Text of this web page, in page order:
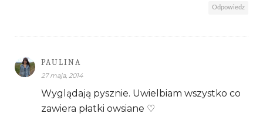
Odpowiedz
PAULINA
27 maja, 2014
Wyglądają pysznie. Uwielbiam wszystko co
zawiera płatki owsiane ♡